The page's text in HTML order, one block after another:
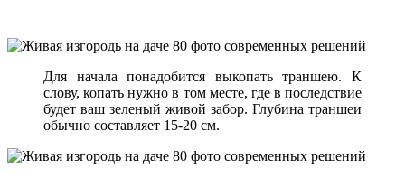
Для начала понадобится выкопать траншею. К
слову, копать нужно в том месте, где в последствие
будет ваш зеленый живой забор. Глубина траншеи
обычно составляет 15-20 см.